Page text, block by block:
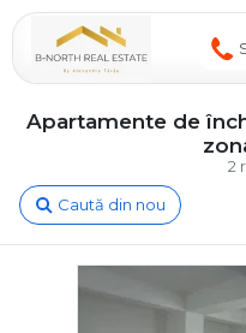
2
Apartamente de
Caută din nou